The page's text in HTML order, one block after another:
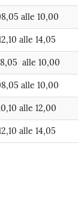
alle 10,00
2,10 alle 14,05
alle 10,00
alle 10,00
alle 12,00
alle 14,05